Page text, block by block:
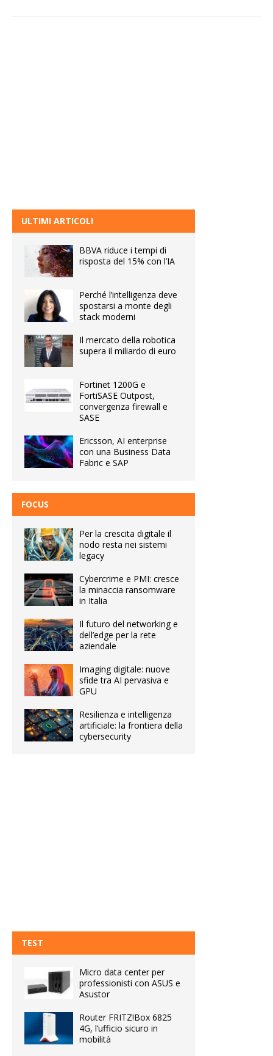
ULTIMI ARTICOLI
BBVA riduce i tempi di
risposta del 15% con l’IA
Perché l’intelligenza deve
spostarsi a monte degli
stack moderni
Il mercato della robotica
supera il miliardo di euro
Fortinet 1200G e
FortiSASE Outpost,
convergenza firewall e
SASE
Ericsson, AI enterprise
con una Business Data
Fabric e SAP
FOCUS
Per la crescita digitale il
nodo resta nei sistemi
legacy
Cybercrime e PMI: cresce
la minaccia ransomware
in Italia
Il futuro del networking e
dell’edge per la rete
aziendale
Imaging digitale: nuove
sfide tra AI pervasiva e
GPU
Resilienza e intelligenza
artificiale: la frontiera della
cybersecurity
TEST
Micro data center per
professionisti con ASUS e
Asustor
Router FRITZ!Box 6825
4G, l’ufficio sicuro in
mobilità